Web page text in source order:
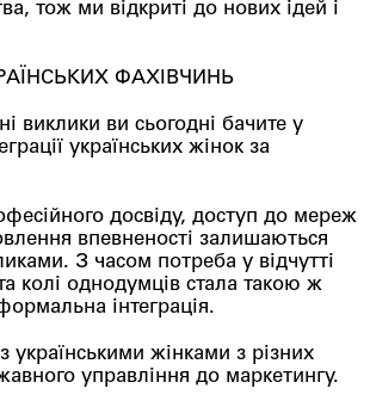
тож ми відкриті до нових ідей і
ФАХІВЧИНЬ
виклики ви сьогодні бачите у
українських жінок за
досвіду, доступ до мереж
впевненості залишаються
З часом потреба у відчутті
колі однодумців стала такою ж
інтеграція.
українськими жінками з різних
управління до маркетингу.